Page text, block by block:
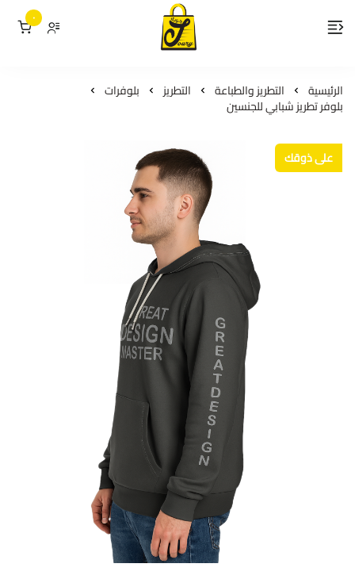
لمسات جوري
٠
الرئيسية التطريز والطباعة التطريز بلوفرات
بلوفر تطريز شبابي للجنسين
على ذوقك